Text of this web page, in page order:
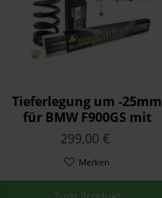
Tieferlegung um -25mm
für BMW F900GS mit
Enduro-Paket Pro,
Austauschfedern
299,00 €
Merken